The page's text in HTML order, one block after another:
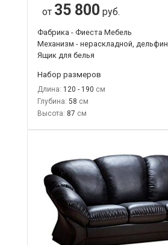
от 35 800 руб.
Фабрика - Фиеста Мебель
Механизм - нераскладной, дельфин
Ящик для белья
Набор размеров
Длина: 120 - 190
Глубина: 58
Высота: 87